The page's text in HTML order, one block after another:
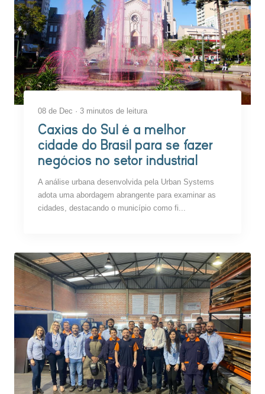
08 de Dec · 3 minutos de leitura
Caxias do Sul é a melhor
cidade do Brasil para se fazer
negócios no setor industrial
A análise urbana desenvolvida pela Urban Systems
adota uma abordagem abrangente para examinar as
cidades, destacando o município como fi...